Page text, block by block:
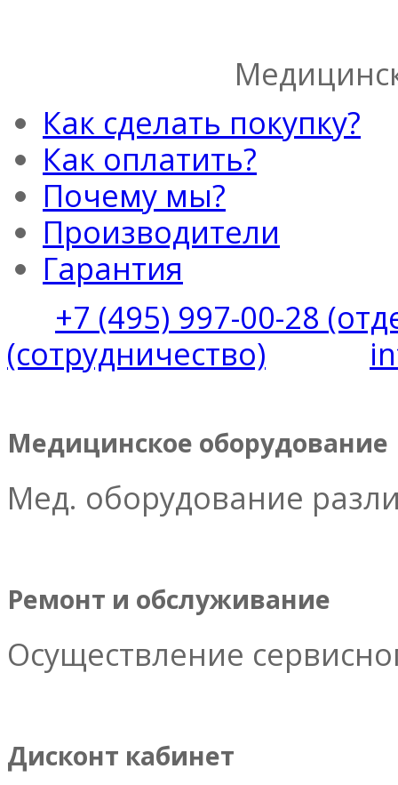
Как сделать покупку?
Как оплатить?
Почему мы?
Производители
Гарантия
+7 (495) 997-00-28
(сотрудничество)
Медицинское оборудование
Мед. оборудование
Ремонт и обслуживание
Осуществление
Дисконт кабинет